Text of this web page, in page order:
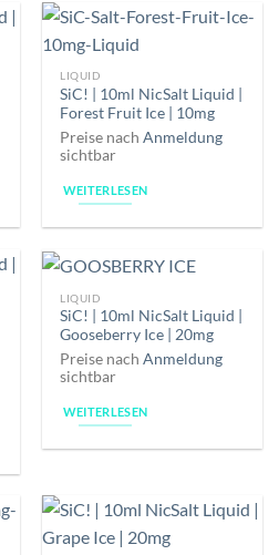
LIQUID
SiC! | 10ml NicSalt Liquid |
Forest Fruit Ice | 10mg
Preise nachAnmeldung
sichtbar
WEITERLESEN
LIQUID
SiC! | 10ml NicSalt Liquid |
Gooseberry Ice | 20mg
Preise nachAnmeldung
sichtbar
WEITERLESEN